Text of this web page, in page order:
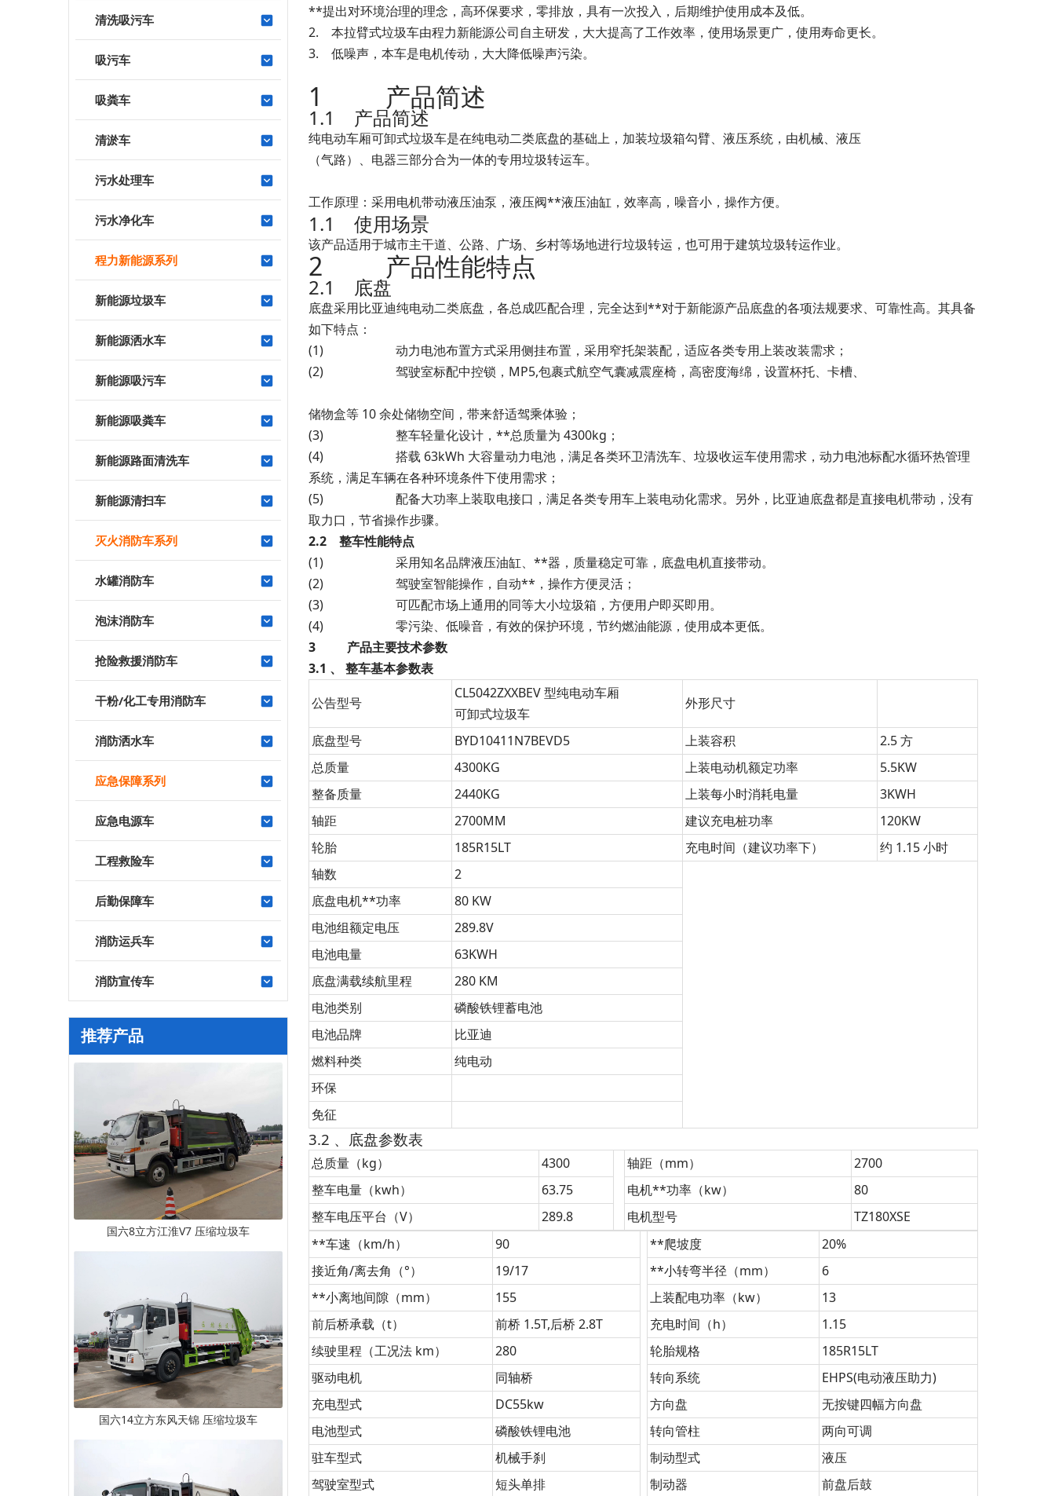
清洗吸污车
吸污车
吸粪车
清淤车
污水处理车
污水净化车
程力新能源系列
新能源垃圾车
新能源洒水车
新能源吸污车
新能源吸粪车
新能源路面清洗车
新能源清扫车
灭火消防车系列
水罐消防车
泡沫消防车
抢险救援消防车
干粉/化工专用消防车
消防洒水车
应急保障系列
应急电源车
工程救险车
后勤保障车
消防运兵车
消防宣传车
推荐产品
国六8立方江淮V7 压缩垃圾车
国六14立方东风天锦 压缩垃圾车
**提出对环境治理的理念，高环保要求，零排放，具有一次投入，后期维护使用成本及低。
2.本拉臂式垃圾车由程力新能源公司自主研发，大大提高了工作效率，使用场景更广，使用寿命更长。
3.低噪声，本车是电机传动，大大降低噪声污染。
1 产品简述
1.1 产品简述
纯电动车厢可卸式垃圾车是在纯电动二类底盘的基础上，加装垃圾箱勾臂、液压系统，由机械、液压
（气路）、电器三部分合为一体的专用垃圾转运车。
工作原理：采用电机带动液压油泵，液压阀**液压油缸，效率高，噪音小，操作方便。
1.1使用场景
该产品适用于城市主干道、公路、广场、乡村等场地进行垃圾转运，也可用于建筑垃圾转运作业。
2 产品性能特点
2.1 底盘
底盘采用比亚迪纯电动二类底盘，各总成匹配合理，完全达到**对于新能源产品底盘的各项法规要求、可靠性高。其具备
如下特点：
(1)动力电池布置方式采用侧挂布置，采用窄托架装配，适应各类专用上装改装需求；
(2)驾驶室标配中控锁，MP5,包裹式航空气囊减震座椅，高密度海绵，设置杯托、卡槽、
储物盒等 10 余处储物空间，带来舒适驾乘体验；
(3)整车轻量化设计，**总质量为 4300kg；
(4)搭载 63kWh 大容量动力电池，满足各类环卫清洗车、垃圾收运车使用需求，动力电池标配水循环热管理
系统，满足车辆在各种环境条件下使用需求；
(5)配备大功率上装取电接口，满足各类专用车上装电动化需求。另外，比亚迪底盘都是直接电机带动，没有
取力口，节省操作步骤。
2.2整车性能特点
(1)采用知名品牌液压油缸、**器，质量稳定可靠，底盘电机直接带动。
(2)驾驶室智能操作，自动**，操作方便灵活；
(3)可匹配市场上通用的同等大小垃圾箱，方便用户即买即用。
(4)零污染、低噪音，有效的保护环境，节约燃油能源，使用成本更低。
3 产品主要技术参数
3.1 、 整车基本参数表
公告型号
CL5042ZXXBEV 型纯电动车厢
可卸式垃圾车
外形尺寸
底盘型号 BYD10411N7BEVD5 上装容积
2.5 方
总质量
4300KG 上装电动机额定功率
5.5KW
整备质量
2440KG 上装每小时消耗电量
3KWH
轴距
2700MM 建议充电桩功率
120KW
轮胎
185R15LT 充电时间（建议功率下）
约 1.15 小时
轴数
2
底盘电机**功率
80 KW
电池组额定电压
289.8V
电池电量
63KWH
底盘满载续航里程
280 KM
电池类别
磷酸铁锂蓄电池
电池品牌
比亚迪
燃料种类
纯电动
环保
免征
3.2 、底盘参数表
总质量（kg） 4300 轴距（mm）
2700
整车电量（kwh）
63.75 电机**功率（kw）
80
整车电压平台（V）
289.8 电机型号
TZ180XSE
**车速（km/h）
90 **爬坡度
20%
接近角/离去角（°）
19/17 **小转弯半径（mm）
6
**小离地间隙（mm）
155 上装配电功率（kw）
13
前后桥承载（t）
前桥 1.5T,后桥 2.8T 充电时间（h）
1.15
续驶里程（工况法 km）
280 轮胎规格
185R15LT
驱动电机
同轴桥 转向系统
EHPS(电动液压助力)
充电型式
DC55kw 方向盘
无按键四幅方向盘
电池型式
磷酸铁锂电池 转向管柱
两向可调
驻车型式
机械手刹 制动型式
液压
驾驶室型式
短头单排 制动器 前盘后鼓